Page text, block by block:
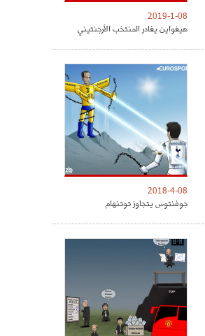
2019-1-08
هيغواين يغادر المنتخب الأرجنتيني
2018-4-08
جوفنتوس يتجاوز توتنهام